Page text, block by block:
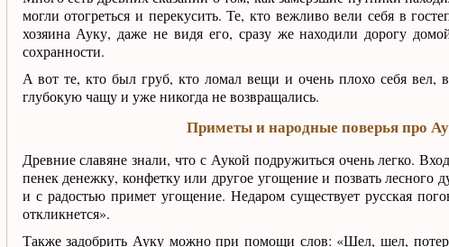
могли отогреться и перекусить. Те, кто вежливо вели себя в
хозяина Ауку, даже не видя его, сразу же находили дорогу
сохранности.
А вот те, кто был груб, кто ломал вещи и очень плохо себя вел,
глубокую чащу и уже никогда не возвращались.
Приметы и народные поверья про
Древние славяне знали, что с Аукой подружиться очень легко.
пенек денежку, конфетку или другое угощение и позвать лесного
и с радостью примет угощение. Недаром существует русская
откликнется».
Также задобрить Ауку можно при помощи слов: «Шел, шел,